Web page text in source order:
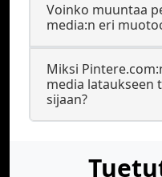
Voinko muuntaa
media:n eri
Miksi
media lataukseen
sijaan?